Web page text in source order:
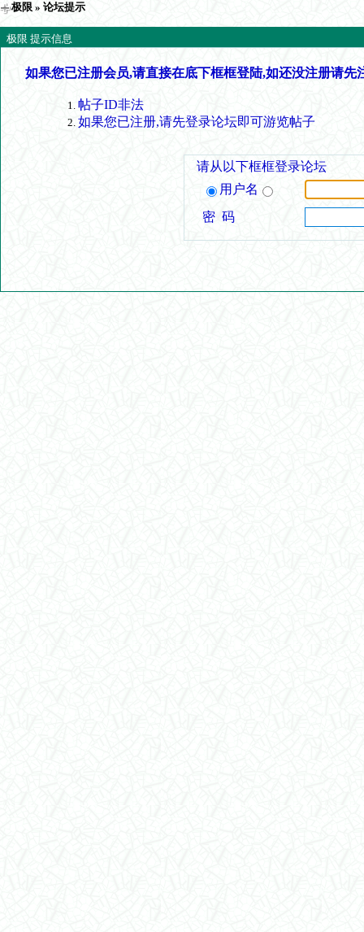
极限 » 论坛提示
极限 提示信息
如果您已注册会员,请直接在底下框框登陆,如还没注册请先
帖子ID非法
如果您已注册,请先登录论坛即可游览帖子
请从以下框框登录论坛
用户名
密 码